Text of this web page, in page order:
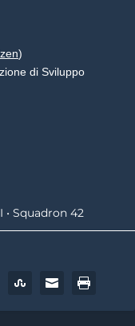
)
di Sviluppo
• Squadron 42